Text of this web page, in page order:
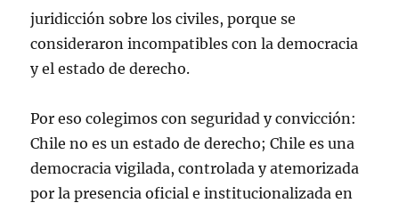
juridicción sobre los civiles, porque se
consideraron incompatibles con la democracia
y el estado de derecho.
Por eso colegimos con seguridad y convicción:
Chile no es un estado de derecho; Chile es una
democracia vigilada, controlada y atemorizada
por la presencia oficial e institucionalizada en